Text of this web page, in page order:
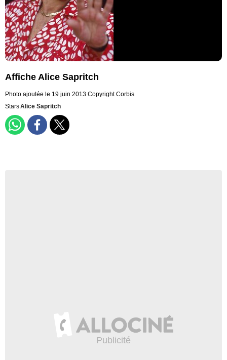
Affiche Alice Sapritch
Photo ajoutée le 19 juin 2013 Copyright Corbis
StarsAlice Sapritch